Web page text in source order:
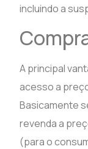
incluindo a
A principal
acesso a
Basicamente
revenda a
(para o